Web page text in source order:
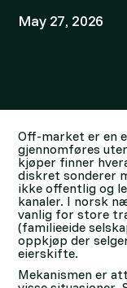
May 27, 2026
Off-market er en
gjennomføres
kjøper finner
diskret sonderer
ikke offentlig og
kanaler. I norsk
vanlig for store
(familieeide
oppkjøp der
eierskifte.
Mekanismen er